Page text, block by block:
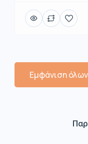
Εμφάνιση όλων